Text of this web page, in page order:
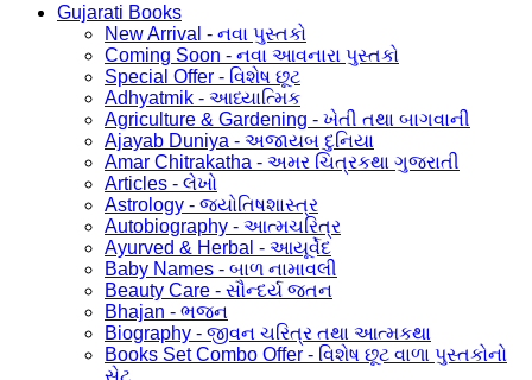
Gujarati Books
New Arrival - નવા પુસ્તકો
Coming Soon - નવા આવનારા પુસ્તકો
Special Offer - વિશેષ છૂટ
Adhyatmik - આધ્યાત્મિક
Agriculture & Gardening - ખેતી તથા બાગવાની
Ajayab Duniya - અજાયબ દુનિયા
Amar Chitrakatha - અમર ચિત્રકથા ગુજરાતી
Articles - લેખો
Astrology - જ્યોતિષશાસ્ત્ર
Autobiography - આત્મચરિત્ર
Ayurved & Herbal - આયૂર્વેદ
Baby Names - બાળ નામાવલી
Beauty Care - સૌન્દર્ય જતન
Bhajan - ભજન
Biography - જીવન ચરિત્ર તથા આત્મકથા
Books Set Combo Offer - વિશેષ છૂટ વાળા પુસ્તકોનો
સેટ